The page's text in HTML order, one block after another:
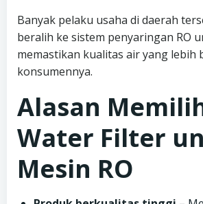
Banyak pelaku usaha di daerah
beralih ke sistem penyaringan RO
memastikan kualitas air yang lebih
konsumennya.
Alasan
Water Filter
Mesin RO